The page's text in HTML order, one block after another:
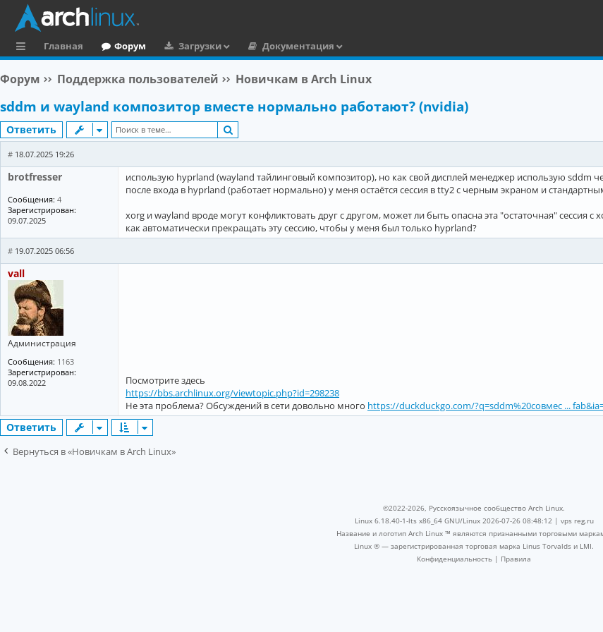
ы
л
к
и
Главная Форум Загрузки
Документация
Форум Поддержка пользователей Новичкам в Arch Linux
sddm и wayland композитор вместе нормально работают? (nvidia)
Ответить
brotfresser
Сообщения: 4
Зарегистрирован:
09.07.2025
# 18.07.2025 19:26
использую hyprland (wayland тайлинговый композитор), но как свой дисплей менеджер использую sddm
после входа в hyprland (работает нормально) у меня остаётся сессия в tty2 с черным экраном и
xorg и wayland вроде могут конфликтовать друг с другом, может ли быть опасна эта "остаточная" сессия с
как автоматически прекращать эту сессию, чтобы у меня был только hyprland?
vall
Администрация
Сообщения: 1163
Зарегистрирован:
09.08.2022
# 19.07.2025 06:56
Посмотрите здесь
https://bbs.archlinux.org/viewtopic.php?id=298238
Не эта проблема? Обсуждений в сети довольно много https://duckduckgo.com/?q=sddm%20совмес ...
Ответить
Вернуться в «Новичкам в Arch Linux»
©2022-2026, Русскоязычное сообщество Arch Linux.
Linux 6.18.40-1-lts x86_64 GNU/Linux 2026-07-26 08:48:12 | vps reg.ru
Название и логотип Arch Linux ™ являются признанными торговыми
Linux ® — зарегистрированная торговая марка Linus Torvalds и LMI.
Конфиденциальность | Правила